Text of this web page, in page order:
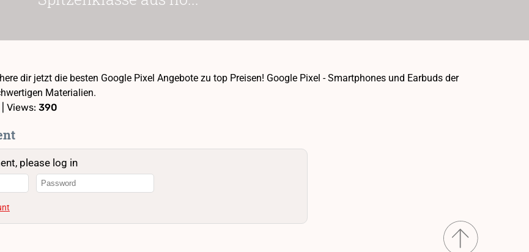
dir jetzt die besten Google Pixel Angebote zu top Preisen! Google Pixel - Smartphones und Earbuds der
Materialien.
| Views: 390
please log in